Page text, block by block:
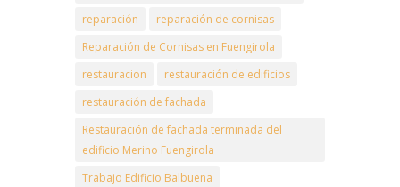
reparación
reparación de cornisas
Reparación de Cornisas en Fuengirola
restauracion
restauración de edificios
restauración de fachada
Restauración de fachada terminada del
edificio Merino Fuengirola
Trabajo Edificio Balbuena